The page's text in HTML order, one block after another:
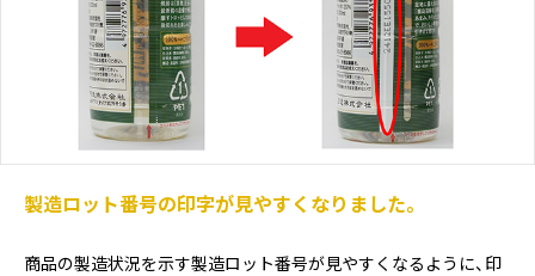
製造ロット番号の印字が見やすくなりました。
商品の製造状況を示す製造ロット番号が見やすくなるように、印